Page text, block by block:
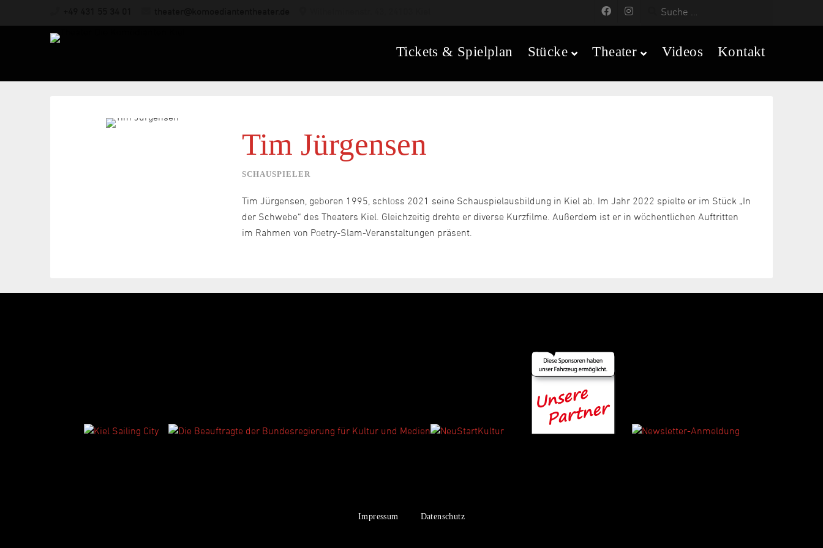
Tickets & Spielplan Stücke Theater Videos Kontakt
Tim Jürgensen
SCHAUSPIELER
Tim Jürgensen, geboren 1995, schloss 2021 seine Schauspielausbildung in Kiel ab. Im Jahr 2022 spielte er im Stück „In
der Schwebe“ des Theaters Kiel. Gleichzeitig drehte er diverse Kurzfilme. Außerdem ist er in wöchentlichen Auftritten
im Rahmen von Poetry-Slam-Veranstaltungen präsent.
Impressum Datenschutz